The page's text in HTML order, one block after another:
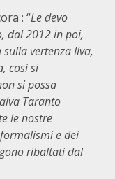
: “Le devo
dal 2012 in poi,
vertenza Ilva,
così si
si possa
Taranto
le nostre
e dei
ribaltati dal